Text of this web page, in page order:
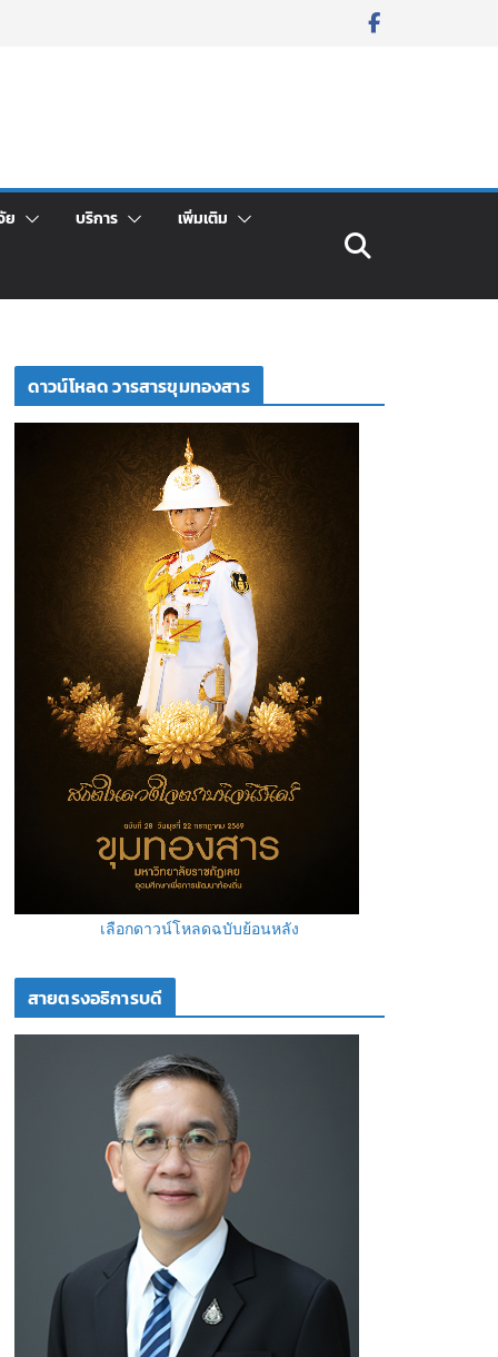
ย บริการ เพิ่มเติม
ดาวน์โหลด วารสารขุมทองสาร
เลือกดาวน์โหลดฉบับย้อนหลัง
สายตรงอธิการบดี